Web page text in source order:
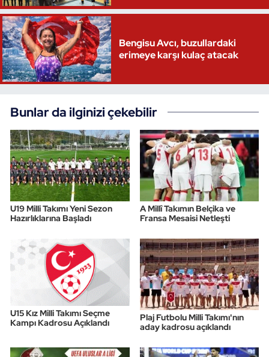
Bengisu Avcı, buzullardaki
erimeye karşı kulaç atacak
Bunlar da ilginizi çekebilir
U19 Milli Takımı Yeni Sezon
Hazırlıklarına Başladı
A Millî Takımın Belçika ve
Fransa Mesaisi Netleşti
U15 Kız Milli Takımı Seçme
Kampı Kadrosu Açıklandı
Plaj Futbolu Milli Takımı'nın
aday kadrosu açıklandı